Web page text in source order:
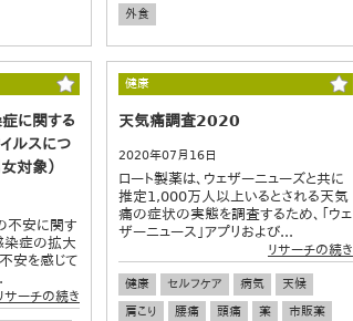
外食
に関する
ルスにつ
対象）
不安に関す
染症の拡大
不安を感じて
サーチの続き
健康
天気痛調査2020
2020年07月16日
ロート製薬は、ウェザーニューズと共に
推定1,000万人以上いるとされる天気
痛の症状の実態を調査するため、「ウェ
ザーニュース」アプリおよび...
リサーチの続き
健康 セルフケア 病気
天候
肩こり
腰痛 頭痛 薬 市販薬